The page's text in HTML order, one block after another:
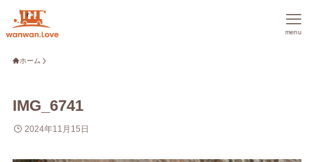
menu
ホーム
IMG_6741
2024年11月15日